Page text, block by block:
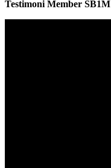
Testimoni Member SB1M